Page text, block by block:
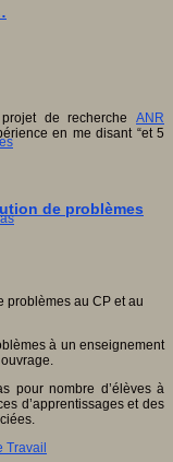
Travail
de recherche ANR
en me disant “et 5
de problèmes
à un enseignement
pour nombre d’élèves à
d’apprentissages et des